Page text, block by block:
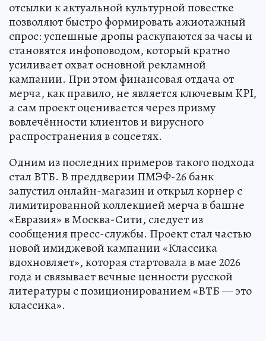
отсылки к актуальной культурной повестке
позволяют быстро формировать ажиотажный
спрос: успешные дропы раскупаются за часы и
становятся инфоповодом, который кратно
усиливает охват основной рекламной
кампании. При этом финансовая отдача от
мерча, как правило, не является ключевым KPI,
а сам проект оценивается через призму
вовлечённости клиентов и вирусного
распространения в соцсетях.
Одним из последних примеров такого подхода
стал ВТБ. В преддверии ПМЭФ-26 банк
запустил онлайн-магазин и открыл корнер с
лимитированной коллекцией мерча в башне
«Евразия» в Москва-Сити, следует из
сообщения пресс-службы. Проект стал частью
новой имиджевой кампании «Классика
вдохновляет», которая стартовала в мае 2026
года и связывает вечные ценности русской
литературы с позиционированием «ВТБ — это
классика».